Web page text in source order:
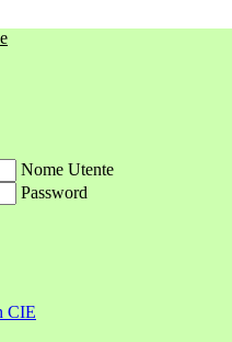
Nome Utente
Password
CIE